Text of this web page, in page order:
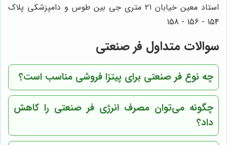
استاد معین خیابان ۲۱ متری جی بین طوس و دامپزشکی پلاک
154 - 156 - 158
سوالات متداول فر صنعتی
چه نوع فر صنعتی برای پیتزا فروشی مناسب است؟
چگونه می‌توان مصرف انرژی فر صنعتی را کاهش
داد؟